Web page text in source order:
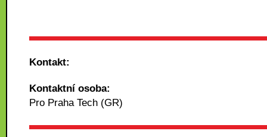
Kontakt:
Kontaktní osoba:
Pro Praha Tech (GR)